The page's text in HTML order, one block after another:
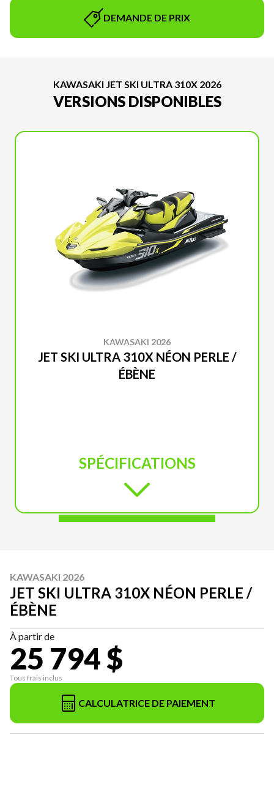
DEMANDE DE PRIX
KAWASAKI JET SKI ULTRA 310X 2026
VERSIONS DISPONIBLES
KAWASAKI 2026
JET SKI ULTRA 310X NÉON PERLE /
ÉBÈNE
SPÉCIFICATIONS
KAWASAKI 2026
JET SKI ULTRA 310X NÉON PERLE /
ÉBÈNE
À partir de
25 794 $
Tous frais inclus
CALCULATRICE DE PAIEMENT